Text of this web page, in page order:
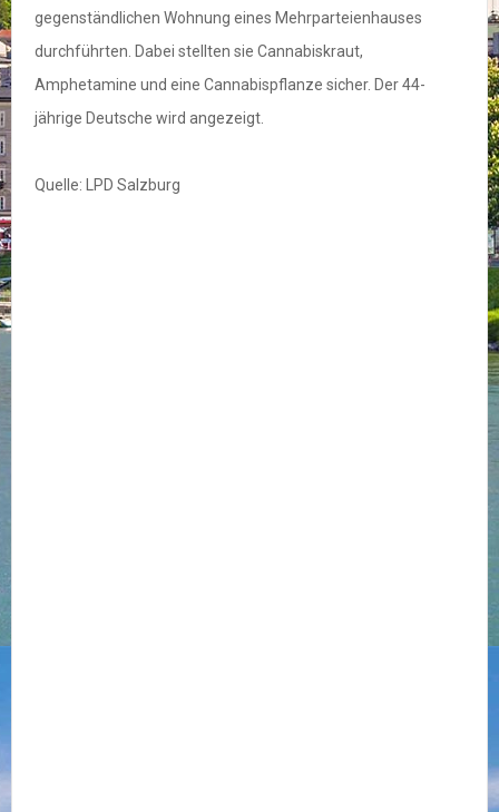
gegenständlichen Wohnung eines Mehrparteienhauses
durchführten. Dabei stellten sie Cannabiskraut,
Amphetamine und eine Cannabispflanze sicher. Der 44-
jährige Deutsche wird angezeigt.
Quelle: LPD Salzburg